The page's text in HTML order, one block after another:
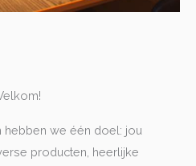
hebben we één doel: jou
producten, heerlijke